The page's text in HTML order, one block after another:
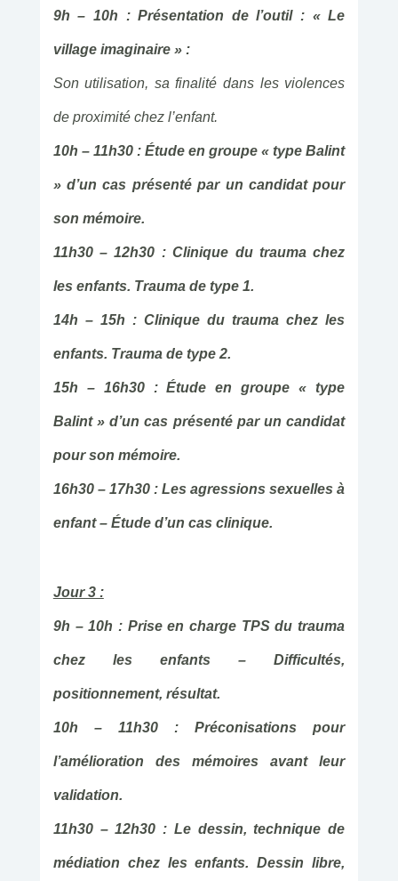
9h – 10h : Présentation de l’outil : « Le
village imaginaire » :
Son utilisation, sa finalité dans les violences
de proximité chez l’enfant.
10h – 11h30 : Étude en groupe « type Balint
» d’un cas présenté par un candidat pour
son mémoire.
11h30 – 12h30 : Clinique du trauma chez
les enfants. Trauma de type 1.
14h – 15h : Clinique du trauma chez les
enfants. Trauma de type 2.
15h – 16h30 : Étude en groupe « type
Balint » d’un cas présenté par un candidat
pour son mémoire.
16h30 – 17h30 : Les agressions sexuelles à
enfant – Étude d’un cas clinique.
Jour 3 :
9h – 10h : Prise en charge TPS du trauma
chez les enfants – Difficultés,
positionnement, résultat.
10h – 11h30 : Préconisations pour
l’amélioration des mémoires avant leur
validation.
11h30 – 12h30 : Le dessin, technique de
médiation chez les enfants. Dessin libre,